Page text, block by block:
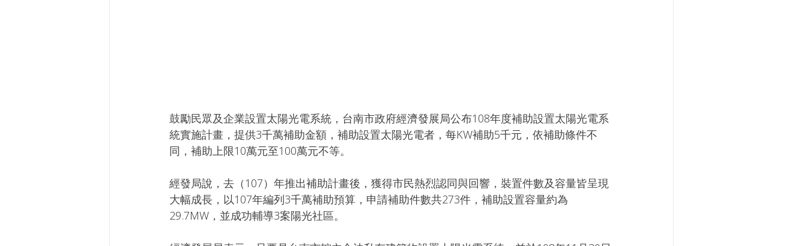
鼓勵民眾及企業設置太陽光電系統，台南市政府經濟發展局公布108年度補助設置太陽光電系
統實施計畫，提供3千萬補助金額，補助設置太陽光電者，每KW補助5千元，依補助條件不
同，補助上限10萬元至100萬元不等。
經發局說，去（107）年推出補助計畫後，獲得市民熱烈認同與回響，裝置件數及容量皆呈現
大幅成長，以107年編列3千萬補助預算，申請補助件數共273件，補助設置容量約為
29.7MW，並成功輔導3案陽光社區。